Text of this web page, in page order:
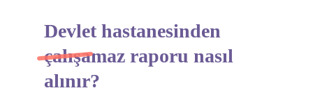
Devlet hastanesinden
çalışamaz raporu nasıl
alınır?